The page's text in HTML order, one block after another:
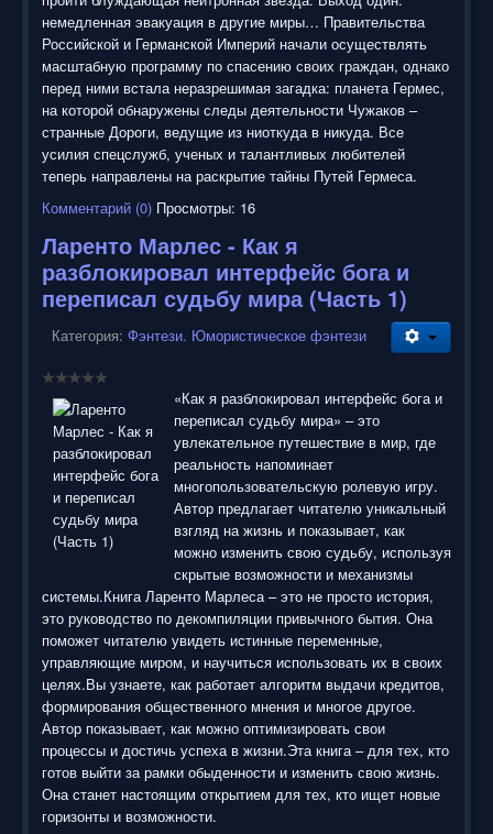
немедленная эвакуация в другие миры… Правительства
Российской и Германской Империй начали осуществлять
масштабную программу по спасению своих граждан, однако
перед ними встала неразрешимая загадка: планета Гермес,
на которой обнаружены следы деятельности Чужаков –
странные Дороги, ведущие из ниоткуда в никуда. Все
усилия спецслужб, ученых и талантливых любителей
теперь направлены на раскрытие тайны Путей Гермеса.
Комментарий (0) Просмотры: 16
Ларенто Марлес - Как я
разблокировал интерфейс бога и
переписал судьбу мира (Часть 1)
Категория: Фэнтези. Юмористическое фэнтези
«Как я разблокировал интерфейс бога и
переписал судьбу мира» – это
увлекательное путешествие в мир, где
реальность напоминает
многопользовательскую ролевую игру.
Автор предлагает читателю уникальный
взгляд на жизнь и показывает, как
можно изменить свою судьбу, используя
скрытые возможности и механизмы
системы.Книга Ларенто Марлеса – это не просто история,
это руководство по декомпиляции привычного бытия. Она
поможет читателю увидеть истинные переменные,
управляющие миром, и научиться использовать их в своих
целях.Вы узнаете, как работает алгоритм выдачи кредитов,
формирования общественного мнения и многое другое.
Автор показывает, как можно оптимизировать свои
процессы и достичь успеха в жизни.Эта книга – для тех, кто
готов выйти за рамки обыденности и изменить свою жизнь.
Она станет настоящим открытием для тех, кто ищет новые
горизонты и возможности.